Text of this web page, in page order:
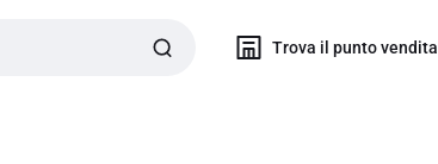
Trova il punto vendita